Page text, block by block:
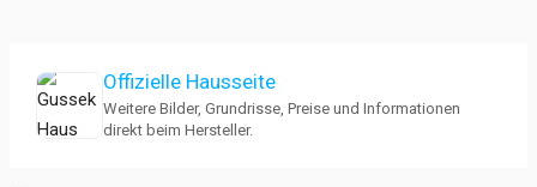
Offizielle Hausseite
Weitere Bilder, Grundrisse, Preise und Informationen
direkt beim Hersteller.